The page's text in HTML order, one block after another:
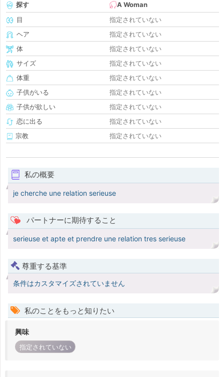
探す
A Woman
目
指定されていない
ヘア
指定されていない
体
指定されていない
サイズ
指定されていない
体重
指定されていない
子供がいる
指定されていない
子供が欲しい
指定されていない
恋に出る
指定されていない
宗教
指定されていない
私の概要
je cherche une relation serieuse
パートナーに期待すること
serieuse et apte et prendre une relation tres serieuse
尊重する基準
条件はカスタマイズされていません
私のことをもっと知りたい
興味
指定されていない